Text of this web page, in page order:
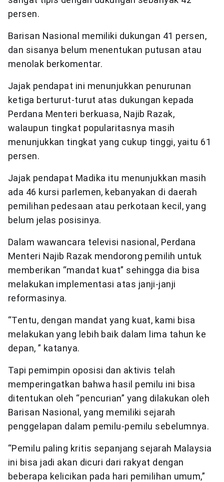
persen.
Barisan Nasional memiliki dukungan 41 persen,
dan sisanya belum menentukan putusan atau
menolak berkomentar.
Jajak pendapat ini menunjukkan penurunan
ketiga berturut-turut atas dukungan kepada
Perdana Menteri berkuasa, Najib Razak,
walaupun tingkat popularitasnya masih
menunjukkan tingkat yang cukup tinggi, yaitu 61
persen.
Jajak pendapat Madika itu menunjukkan masih
ada 46 kursi parlemen, kebanyakan di daerah
pemilihan pedesaan atau perkotaan kecil, yang
belum jelas posisinya.
Dalam wawancara televisi nasional, Perdana
Menteri Najib Razak mendorong pemilih untuk
memberikan “mandat kuat” sehingga dia bisa
melakukan implementasi atas janji-janji
reformasinya.
“Tentu, dengan mandat yang kuat, kami bisa
melakukan yang lebih baik dalam lima tahun ke
depan, ” katanya.
Tapi pemimpin oposisi dan aktivis telah
memperingatkan bahwa hasil pemilu ini bisa
ditentukan oleh “pencurian” yang dilakukan oleh
Barisan Nasional, yang memiliki sejarah
penggelapan dalam pemilu-pemilu sebelumnya.
“Pemilu paling kritis sepanjang sejarah Malaysia
ini bisa jadi akan dicuri dari rakyat dengan
beberapa kelicikan pada hari pemilihan umum,”